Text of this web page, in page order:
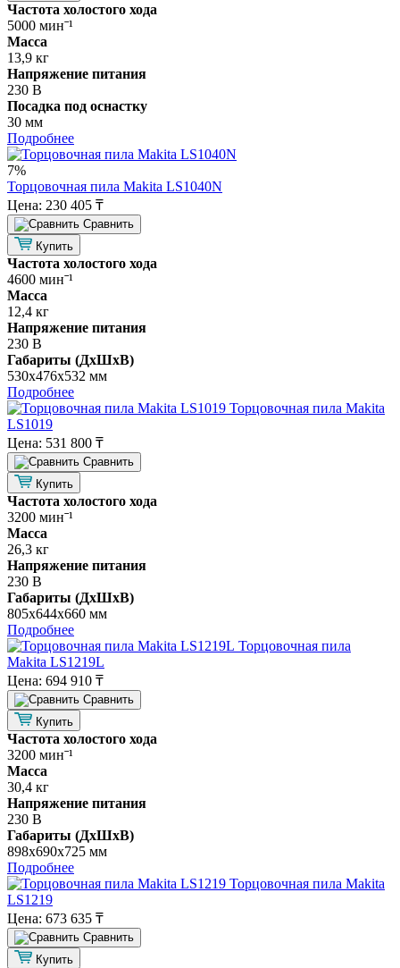
Частота холостого хода
5000 минˉ¹
Масса
13,9 кг
Напряжение питания
230 В
Посадка под оснастку
30 мм
Подробнее
7%
Торцовочная пила Makita LS1040N
Цена: 230 405 ₸
Cравнить
Купить
Частота холостого хода
4600 минˉ¹
Масса
12,4 кг
Напряжение питания
230 В
Габариты (ДхШхВ)
530х476х532 мм
Подробнее
Торцовочная пила Makita
LS1019
Цена: 531 800 ₸
Cравнить
Купить
Частота холостого хода
3200 минˉ¹
Масса
26,3 кг
Напряжение питания
230 В
Габариты (ДхШхВ)
805х644х660 мм
Подробнее
Торцовочная пила
Makita LS1219L
Цена: 694 910 ₸
Cравнить
Купить
Частота холостого хода
3200 минˉ¹
Масса
30,4 кг
Напряжение питания
230 В
Габариты (ДхШхВ)
898х690х725 мм
Подробнее
Торцовочная пила Makita
LS1219
Цена: 673 635 ₸
Cравнить
Купить